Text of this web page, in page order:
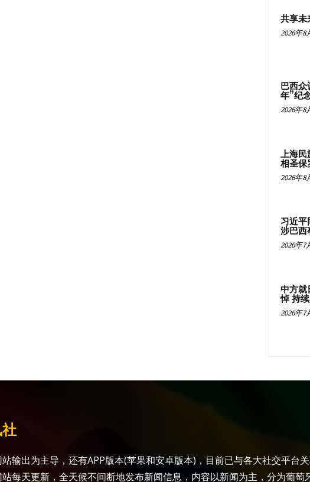
共享未
2026年8
巴西
年”纪
2026年8
上海民
相圣保
2026年8
习近平
涉巴西
2026年7
中方就
悼 持
2026年7
输出为主导，还有APP版本(苹果和安卓版本)，目前已与各大社交平台
每天更新，全天候不间断地发布新闻信息，内容以新闻为主，分为葡萄